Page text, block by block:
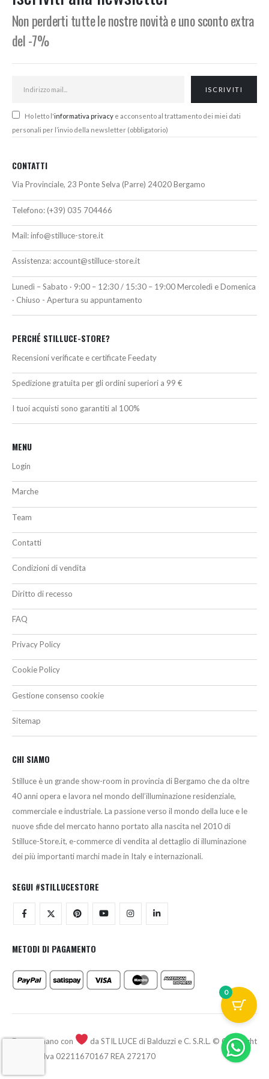
Non perderti tutte le nostre novità e uno sconto extra
del -7%
Ho letto l'informativa privacy e acconsento al trattamento dei miei dati
personali per l’invio della newsletter (obbligatorio)
CONTATTI
Via Provinciale, 23 Ponte Selva (Parre) 24020 Bergamo
Telefono: (+39) 035 704466
Mail:info@stilluce-store.it
Assistenza: account@stilluce-store.it
Lunedì – Sabato · 9:00 – 12:30 / 15:30 – 19:00 Mercoledì e Domenica
· Chiuso - Apertura su appuntamento
PERCHÉ STILLUCE-STORE?
Recensioni verificate e certificate Feedaty
Spedizione gratuita per gli ordini superiori a 99 €
I tuoi acquisti sono garantiti al 100%
MENU
Login
Marche
Team
Contatti
Condizioni di vendita
Diritto di recesso
FAQ
Privacy Policy
Cookie Policy
Gestione consenso cookie
Sitemap
CHI SIAMO
Stilluce è un grande show-room in provincia di Bergamo che da oltre
40 anni opera e lavora nel mondo dell’illuminazione residenziale,
commerciale e industriale. La passione verso il mondo della luce e le
nuove sfide del mercato hanno portato alla nascita nel 2010 di
Stilluce-Store.it, e-commerce di vendita al dettaglio di illuminazione
dei più importanti marchi made in Italy e internazionali.
SEGUI #STILLUCESTORE
METODI DI PAGAMENTO
Fatto a mano con
da STIL LUCE di Balduzzi e C. S.R.L. © Copyright
2026 - P.Iva 02211670167 REA 272170
0